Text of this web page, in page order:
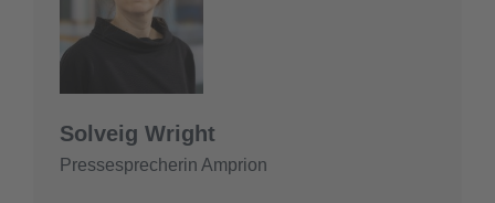
Solveig Wright
Pressesprecherin Amprion